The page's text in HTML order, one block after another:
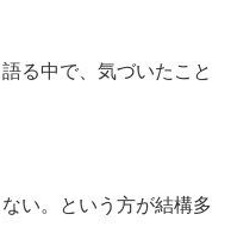
る中で、気づいたこと
い。という方が結構多